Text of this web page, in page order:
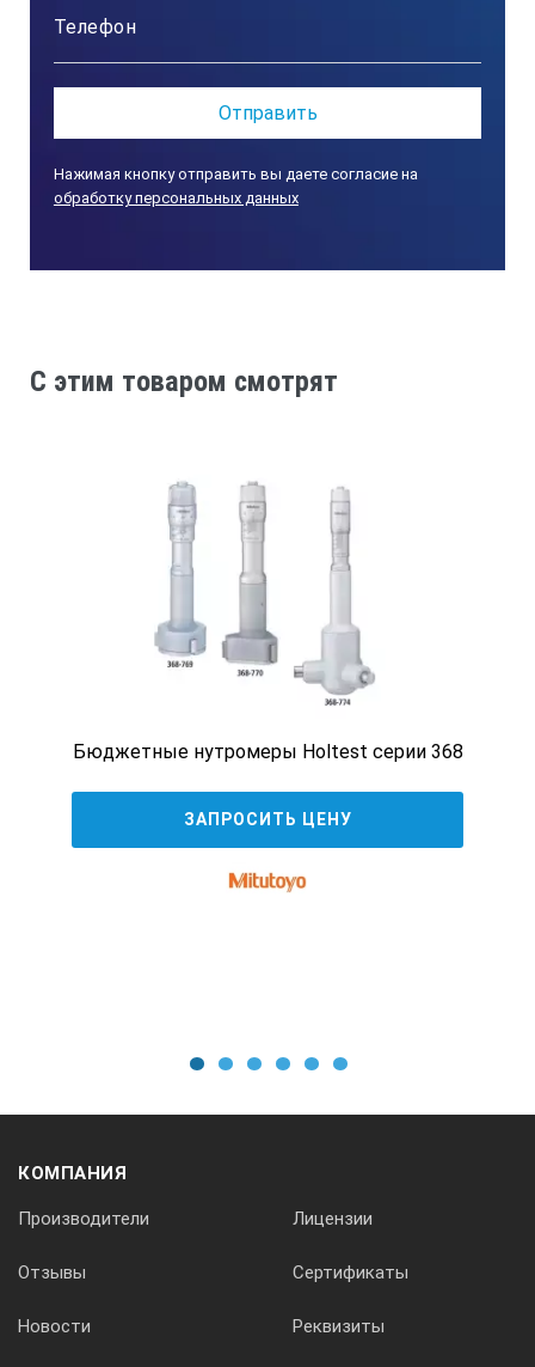
Нажимая кнопку отправить вы даете согласие на
обработку персональных данных
C этим товаром смотрят
Бюджетные нутромеры Holtest серии 368
ЗАПРОСИТЬ ЦЕНУ
КОМПАНИЯ
Производители Лицензии
Отзывы Сертификаты
Новости Реквизиты